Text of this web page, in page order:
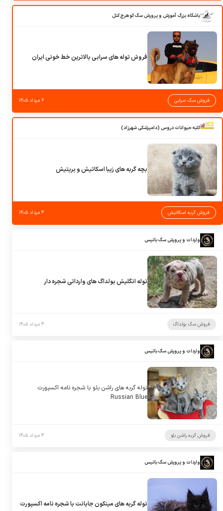
باشگاه بزرگ آموزش و پرورش سگ کوهرج کنل
فروش توله های سرابی بالاترین خط خونی ایران
فروش سگ سرابی ۶ مرداد ۱۴۰۵
کلبه حیوانات دروس (دامپزشکی شهرزاد)
بچه گربه های زیبا اسکاتیش و بریتیش
فروش گربه اسکاتیش ۴ مرداد ۱۴۰۵
واردات و پرورش سگ باتیس
توله انگلیش بولداگ های وارداتی شجره دار
فروش سگ بولداگ ۴ مرداد ۱۴۰۵
واردات و پرورش سگ باتیس
توله گربه های راشن بلو با شجره نامه اکسپورت
Russian Blue
فروش گربه راشن بلو ۴ مرداد ۱۴۰۵
واردات و پرورش سگ باتیس
توله گربه های مینکون جایانت با شجره نامه اکسپورت